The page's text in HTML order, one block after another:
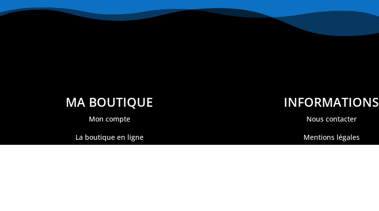
MA BOUTIQUE
Mon compte
La boutique en ligne
INFORMATIONS
Nous contacter
Mentions légales